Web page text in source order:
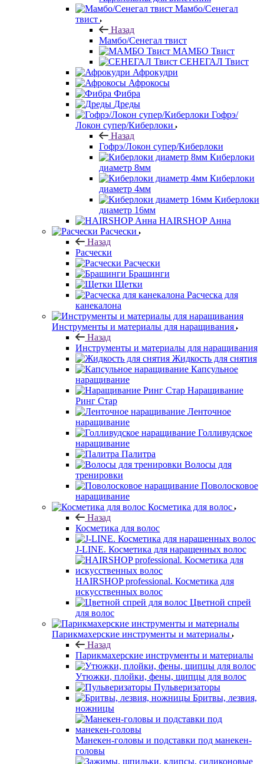
Мамбо/Сенегал
твист
Назад
Мамбо/Сенегал твист
МАМБО Твист
СЕНЕГАЛ Твист
Афрокудри
Афрокосы
Фибра
Дреды
Гофрэ/
Локон супер/Киберлоки
Назад
Гофрэ/Локон супер/Киберлоки
Киберлоки
диаметр 8мм
Киберлоки
диаметр 4мм
Киберлоки
диаметр 16мм
HAIRSHOP Анна
Расчески
Назад
Расчески
Расчески
Брашинги
Щетки
Расческа для
канекалона
Инструменты и материалы для наращивания
Назад
Инструменты и материалы для наращивания
Жидкость для снятия
Капсульное
наращивание
Наращивание
Ринг Стар
Ленточное
наращивание
Голливудское
наращивание
Палитра
Волосы для
тренировки
Поволосковое
наращивание
Косметика для волос
Назад
Косметика для волос
J-LINE. Косметика для наращенных волос
HAIRSHOP professional. Косметика для
искусственных волос
Цветной спрей
для волос
Парикмахерские инструменты и материалы
Назад
Парикмахерские инструменты и материалы
Утюжки, плойки, фены, щипцы для волос
Пульверизаторы
Бритвы, лезвия,
ножницы
Манекен-головы и подставки под манекен-
головы